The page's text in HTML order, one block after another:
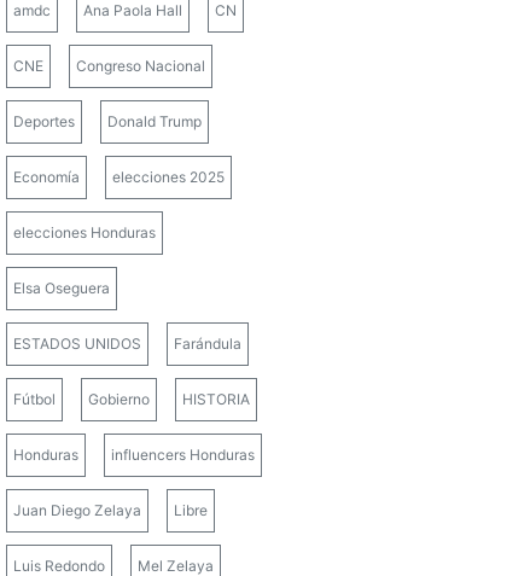
amdc Ana Paola Hall CN
CNE Congreso Nacional
Deportes Donald Trump
Economía elecciones 2025
elecciones Honduras
Elsa Oseguera
ESTADOS UNIDOS Farándula
Fútbol Gobierno HISTORIA
Honduras influencers Honduras
Juan Diego Zelaya Libre
Luis Redondo Mel Zelaya